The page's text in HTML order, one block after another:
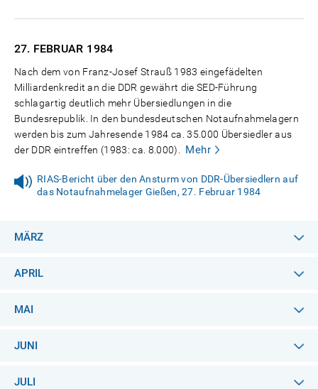
27. FEBRUAR 1984
Nach dem von Franz-Josef Strauß 1983 eingefädelten
Milliardenkredit an die DDR gewährt die SED-Führung
schlagartig deutlich mehr Übersiedlungen in die
Bundesrepublik. In den bundesdeutschen Notaufnahmelagern
werden bis zum Jahresende 1984 ca. 35.000 Übersiedler aus
der DDR eintreffen (1983: ca. 8.000).
Mehr
RIAS-Bericht über den Ansturm von DDR-Übersiedlern auf
das Notaufnahmelager Gießen, 27. Februar 1984
MÄRZ
APRIL
MAI
JUNI
JULI